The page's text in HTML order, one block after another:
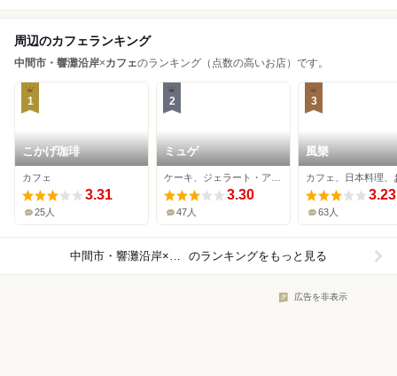
周辺のカフェランキング
中間市・響灘沿岸×カフェのランキング（点数の高いお店）です。
1
こかげ珈琲
カフェ
3.31
25人
2
ミュゲ
3.30
47人
3
風樂
3.23
63人
中間市・響灘沿岸×カフェ のランキングをもっと見る
広告を非表示